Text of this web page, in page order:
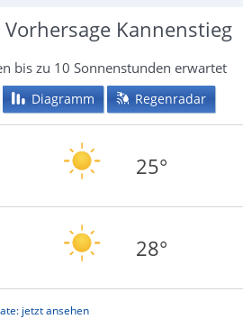
Kannenstieg
bis zu 10 Sonnenstunden erwartet
Diagramm Regenradar
25°
28°
jetzt ansehen